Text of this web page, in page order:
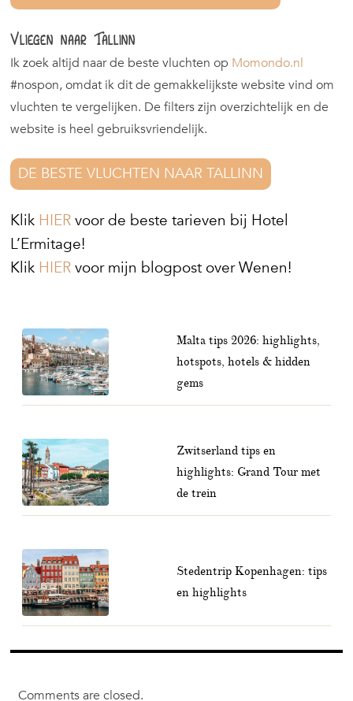
Vliegen naar Tallinn
Ik zoek altijd naar de beste vluchten op Momondo.nl
#nospon, omdat ik dit de gemakkelijkste website vind om
vluchten te vergelijken. De filters zijn overzichtelijk en de
website is heel gebruiksvriendelijk.
DE BESTE VLUCHTEN NAAR TALLINN
Klik HIERvoor de beste tarieven bij Hotel
L’Ermitage!
Klik HIERvoor mijn blogpost over Wenen!
Malta tips 2026: highlights,
hotspots, hotels & hidden
gems
Zwitserland tips en
highlights: Grand Tour met
de trein
Stedentrip Kopenhagen: tips
en highlights
Comments are closed.